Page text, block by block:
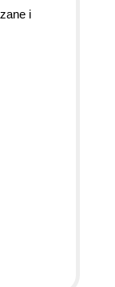
i